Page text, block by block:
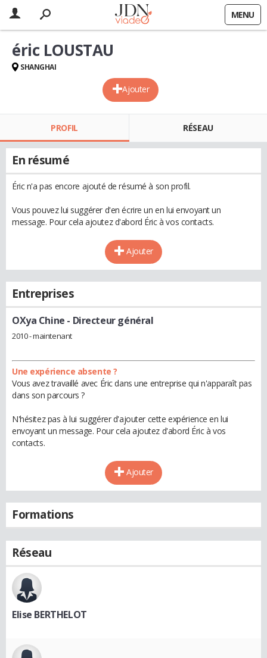
MENU
Ajouter
éric LOUSTAU
SHANGHAI
PROFIL RÉSEAU
En résumé
Éric n'a pas encore ajouté de résumé à son profil.
Vous pouvez lui suggérer d'en écrire un en lui envoyant un
message. Pour cela ajoutez d'abord Éric à vos contacts.
Ajouter
Entreprises
OXya Chine - Directeur général
2010 - maintenant
Une expérience absente ?
Vous avez travaillé avec Éric dans une entreprise qui n'apparaît pas
dans son parcours ?
N'hésitez pas à lui suggérer d'ajouter cette expérience en lui
envoyant un message. Pour cela ajoutez d'abord Éric à vos
contacts.
Ajouter
Formations
Réseau
Elise BERTHELOT